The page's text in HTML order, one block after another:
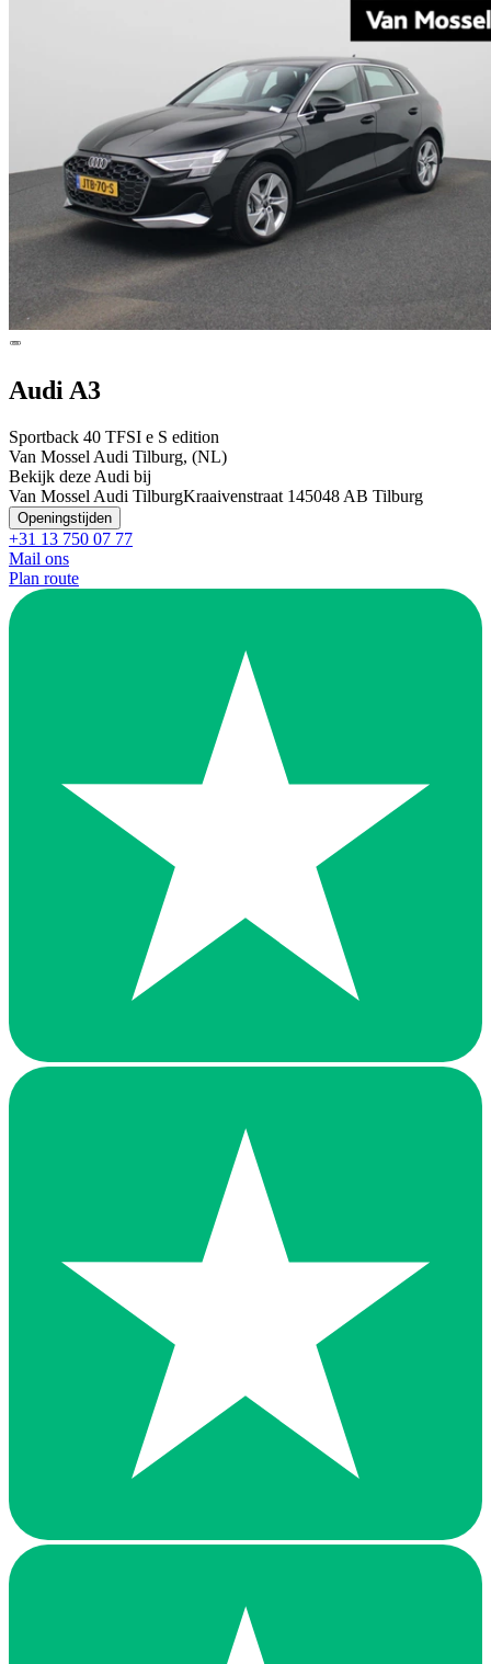
Audi A3
Sportback 40 TFSI e S edition
Van Mossel Audi Tilburg, (NL)
Bekijk deze Audi bij
Van Mossel Audi TilburgKraaivenstraat 145048 AB Tilburg
Openingstijden
+31 13 750 07 77
Mail ons
Plan route